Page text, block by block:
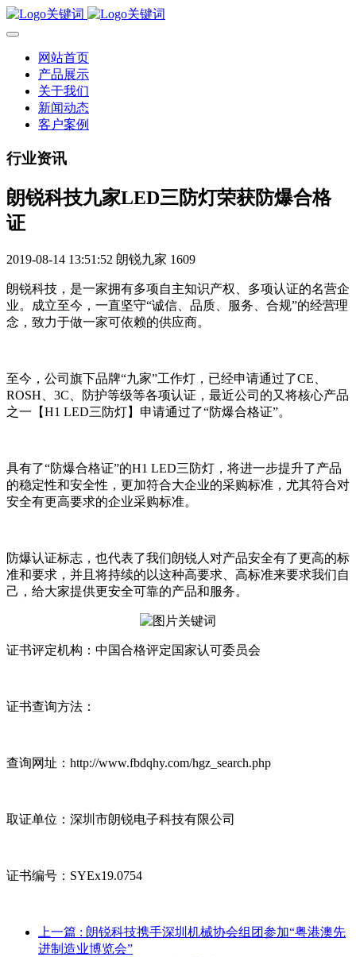
网站首页
产品展示
关于我们
新闻动态
客户案例
行业资讯
朗锐科技九家LED三防灯荣获防爆合格
证
2019-08-14 13:51:52 朗锐九家 1609
朗锐科技，是一家拥有多项自主知识产权、多项认证的名营企
业。成立至今，一直坚守“诚信、品质、服务、合规”的经营理
念，致力于做一家可依赖的供应商。
至今，公司旗下品牌“九家”工作灯，已经申请通过了CE、
ROSH、3C、防护等级等各项认证，最近公司的又将核心产品
之一【H1 LED三防灯】申请通过了“防爆合格证”。
具有了“防爆合格证”的H1 LED三防灯，将进一步提升了产品
的稳定性和安全性，更加符合大企业的采购标准，尤其符合对
安全有更高要求的企业采购标准。
防爆认证标志，也代表了我们朗锐人对产品安全有了更高的标
准和要求，并且将持续的以这种高要求、高标准来要求我们自
己，给大家提供更安全可靠的产品和服务。
证书评定机构：中国合格评定国家认可委员会
证书查询方法：
查询网址：http://www.fbdqhy.com/hgz_search.php
取证单位：深圳市朗锐电子科技有限公司
证书编号：SYEx19.0754
上一篇 : 朗锐科技携手深圳机械协会组团参加“粤港澳先
进制造业博览会”